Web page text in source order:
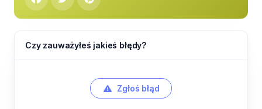
Czy zauważyłeś jakieś błędy?
Zgłoś błąd